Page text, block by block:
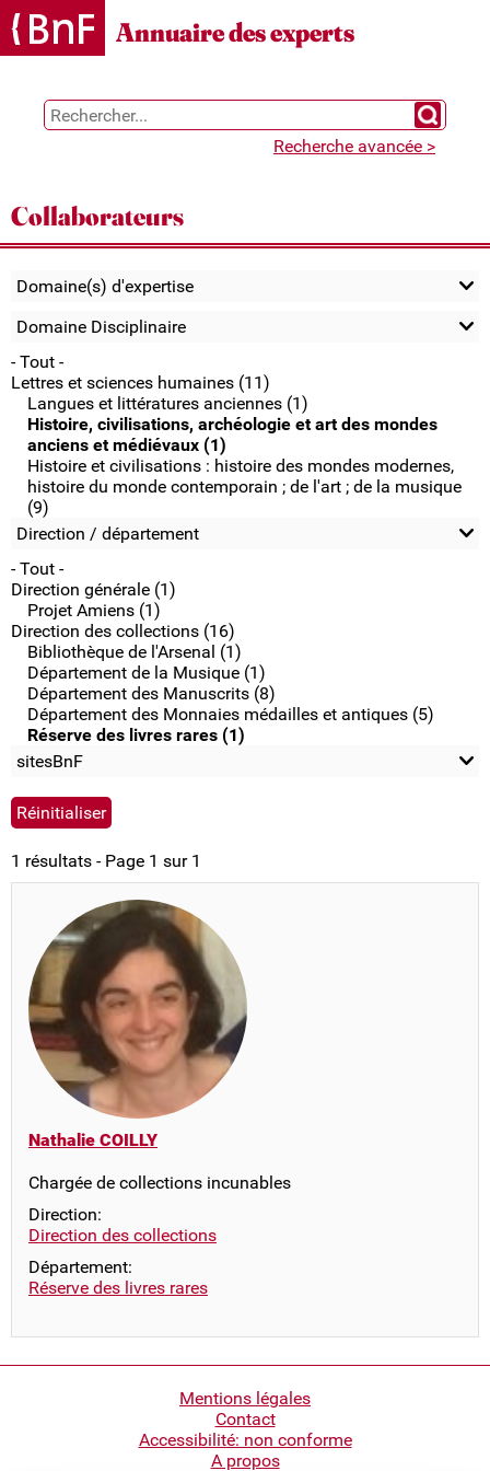
Gestion des cookies
Annuaire des experts
Chercher
Recherche avancée >
Collaborateurs
Domaine(s) d'expertise
Domaine Disciplinaire
- Tout -
Lettres et sciences humaines (11)
Langues et littératures anciennes (1)
Histoire, civilisations, archéologie et art des mondes
anciens et médiévaux (1)
Histoire et civilisations : histoire des mondes modernes,
histoire du monde contemporain ; de l'art ; de la musique
(9)
Direction / département
- Tout -
Direction générale (1)
Projet Amiens (1)
Direction des collections (16)
Bibliothèque de l'Arsenal (1)
Département de la Musique (1)
Département des Manuscrits (8)
Département des Monnaies médailles et antiques (5)
Réserve des livres rares (1)
sitesBnF
1 résultats - Page 1 sur 1
Nathalie COILLY
Chargée de collections incunables
Direction:
Direction des collections
Département:
Réserve des livres rares
Mentions légales
Contact
Accessibilité: non conforme
A propos